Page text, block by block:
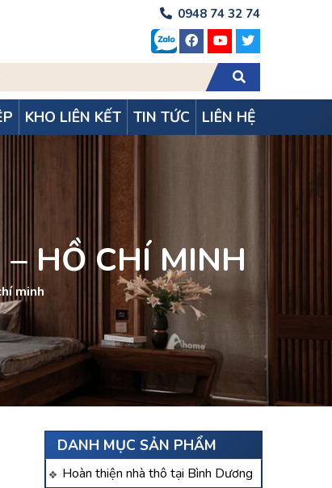
0948 74 32 74
KHO LIÊN KẾT TIN TỨC LIÊN HỆ
HỒ CHÍ MINH
minh
DANH MỤC SẢN PHẨM
Hoàn thiện nhà thô tại Bình Dương